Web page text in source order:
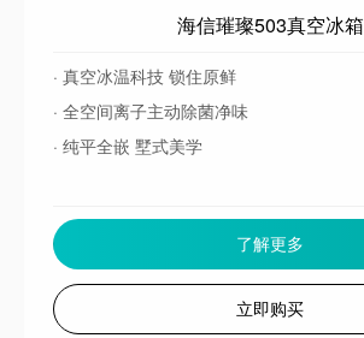
海信璀璨503真空冰箱
· 真空冰温科技 锁住原鲜
· 全空间离子主动除菌净味
· 纯平全嵌 墅式美学
了解更多
立即购买